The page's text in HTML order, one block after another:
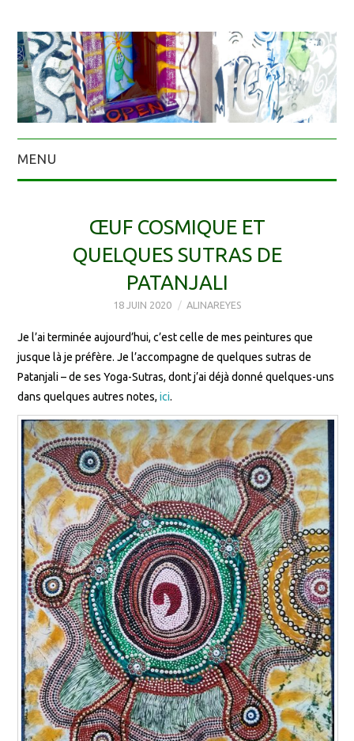
MENU
ŒUF COSMIQUE ET
QUELQUES SUTRAS DE
PATANJALI
18 JUIN 2020 ALINAREYES
Je l’ai terminée aujourd’hui, c’est celle de mes peintures que
jusque là je préfère. Je l’accompagne de quelques sutras de
Patanjali – de ses Yoga-Sutras, dont j’ai déjà donné quelques-uns
dans quelques autres notes,ici.